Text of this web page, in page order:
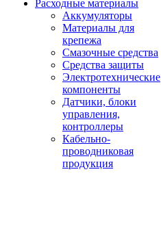
Расходные материалы
Аккумуляторы
Материалы для
крепежа
Смазочные средства
Средства защиты
Электротехнические
компоненты
Датчики, блоки
управления,
контроллеры
Кабельно-
проводниковая
продукция